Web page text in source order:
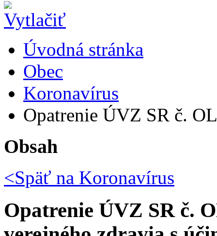
Úvodná stránka
Obec
Koronavírus
Opatrenie ÚVZ SR č.
Obsah
<Späť na Koronavírus
Opatrenie ÚVZ SR č.